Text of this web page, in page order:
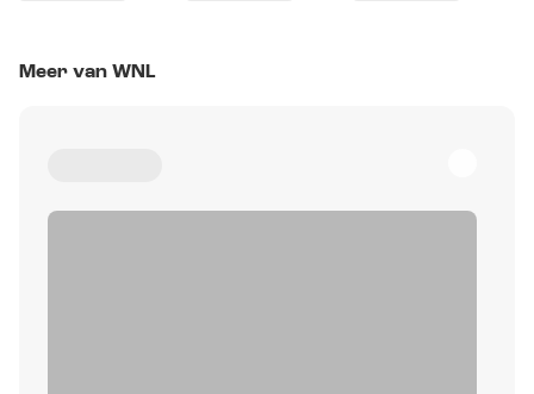
Meer van WNL